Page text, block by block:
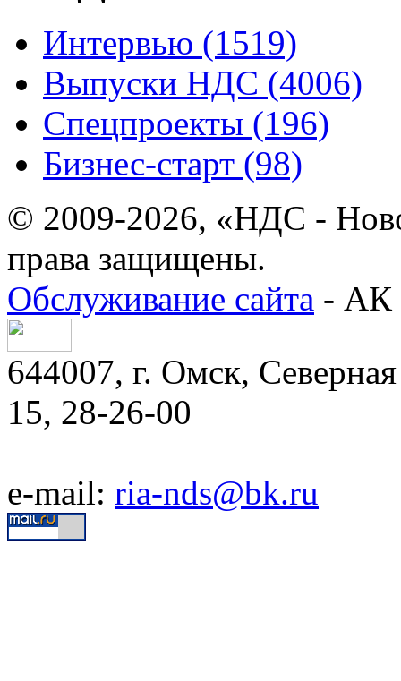
Интервью (1519)
Выпуски НДС (4006)
Спецпроекты (196)
Бизнес-старт (98)
© 2009-2026, «НДС -
права защищены.
Обслуживание сайта - АК
644007, г. Омск,
15, 28-26-00
e-mail: ria-nds@bk.ru